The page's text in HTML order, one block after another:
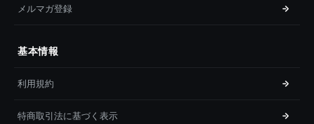
メルマガ登録
基本情報
利用規約
特商取引法に基づく表示